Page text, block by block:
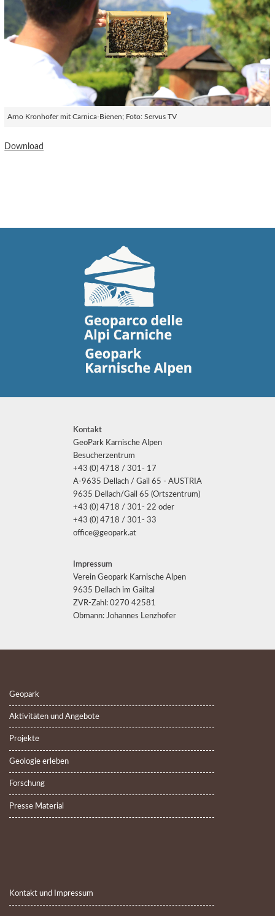
Arno Kronhofer mit Carnica-Bienen; Foto: Servus TV
Download
Kontakt
GeoPark Karnische Alpen
Besucherzentrum
+43 (0) 4718 / 301- 17
A-9635 Dellach / Gail 65 - AUSTRIA
9635 Dellach/Gail 65 (Ortszentrum)
+43 (0) 4718 / 301- 22 oder
+43 (0) 4718 / 301- 33
office@geopark.at
Impressum
Verein Geopark Karnische Alpen
9635 Dellach im Gailtal
ZVR-Zahl: 0270 42581
Obmann: Johannes Lenzhofer
Geopark
Aktivitäten und Angebote
Projekte
Geologie erleben
Forschung
Presse Material
Kontakt und Impressum